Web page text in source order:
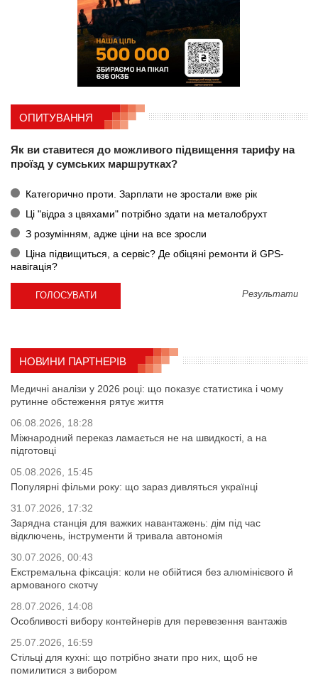
ОПИТУВАННЯ
Як ви ставитеся до можливого підвищення тарифу на
проїзд у сумських маршрутках?
Категорично проти. Зарплати не зростали вже рік
Ці "відра з цвяхами" потрібно здати на металобрухт
З розумінням, адже ціни на все зросли
Ціна підвищиться, а сервіс? Де обіцяні ремонти й GPS-
навігація?
Результати
НОВИНИ ПАРТНЕРІВ
Медичні аналізи у 2026 році: що показує статистика і чому
рутинне обстеження рятує життя
06.08.2026, 18:28
Міжнародний переказ ламається не на швидкості, а на
підготовці
05.08.2026, 15:45
Популярні фільми року: що зараз дивляться українці
31.07.2026, 17:32
Зарядна станція для важких навантажень: дім під час
відключень, інструменти й тривала автономія
30.07.2026, 00:43
Екстремальна фіксація: коли не обійтися без алюмінієвого й
армованого скотчу
28.07.2026, 14:08
Особливості вибору контейнерів для перевезення вантажів
25.07.2026, 16:59
Стільці для кухні: що потрібно знати про них, щоб не
помилитися з вибором